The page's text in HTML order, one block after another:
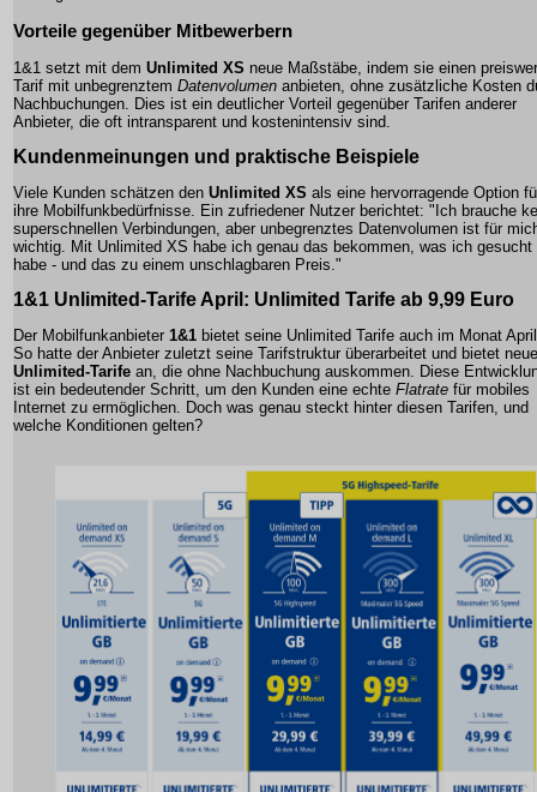
Vorteile gegenüber Mitbewerbern
1&1 setzt mit dem Unlimited XS neue Maßstäbe, indem sie einen
Tarif mit unbegrenztem Datenvolumen anbieten, ohne zusätzliche Kosten
Nachbuchungen. Dies ist ein deutlicher Vorteil gegenüber Tarifen anderer
Anbieter, die oft intransparent und kostenintensiv sind.
Kundenmeinungen und praktische Beispiele
Viele Kunden schätzen den Unlimited XS als eine hervorragende Option
ihre Mobilfunkbedürfnisse. Ein zufriedener Nutzer berichtet: "Ich brauche
superschnellen Verbindungen, aber unbegrenztes Datenvolumen ist für
wichtig. Mit Unlimited XS habe ich genau das bekommen, was ich gesucht
habe - und das zu einem unschlagbaren Preis."
1&1 Unlimited-Tarife April : Unlimited Tarife ab 9,99 Euro
Der Mobilfunkanbieter 1&1 bietet seine Unlimited Tarife auch im Monat
So hatte der Anbieter zuletzt seine Tarifstruktur überarbeitet und bietet neue
Unlimited-Tarife an, die ohne Nachbuchung auskommen. Diese
ist ein bedeutender Schritt, um den Kunden eine echte Flatrate für mobiles
Internet zu ermöglichen. Doch was genau steckt hinter diesen Tarifen, und
welche Konditionen gelten?